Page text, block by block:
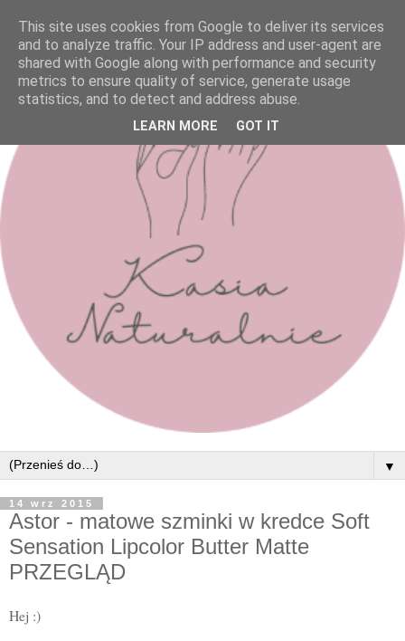
▼
14 wrz 2015
Astor - matowe szminki w kredce Soft
Sensation Lipcolor Butter Matte
PRZEGLĄD
Hej :)
This site uses cookies from Google to deliver its services
and to analyze traffic. Your IP address and user-agent are
shared with Google along with performance and security
metrics to ensure quality of service, generate usage
statistics, and to detect and address abuse.
LEARN MORE GOT IT